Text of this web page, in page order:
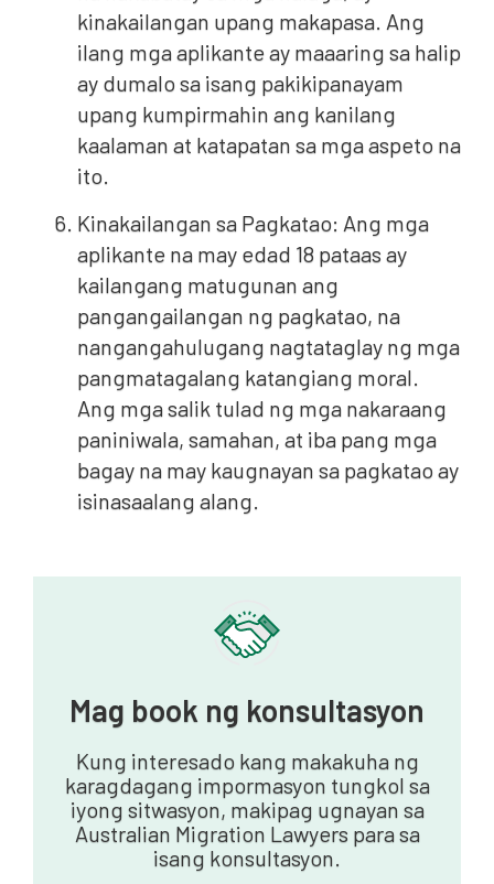
kinakailangan upang makapasa. Ang
ilang mga aplikante ay maaaring sa halip
ay dumalo sa isang pakikipanayam
upang kumpirmahin ang kanilang
kaalaman at katapatan sa mga aspeto na
ito.
Kinakailangan sa Pagkatao: Ang mga
aplikante na may edad 18 pataas ay
kailangang matugunan ang
pangangailangan ng pagkatao, na
nangangahulugang nagtataglay ng mga
pangmatagalang katangiang moral.
Ang mga salik tulad ng mga nakaraang
paniniwala, samahan, at iba pang mga
bagay na may kaugnayan sa pagkatao ay
isinasaalang alang.
Mag book ng konsultasyon
Kung interesado kang makakuha ng
karagdagang impormasyon tungkol sa
iyong sitwasyon, makipag ugnayan sa
Australian Migration Lawyers para sa
isang konsultasyon.